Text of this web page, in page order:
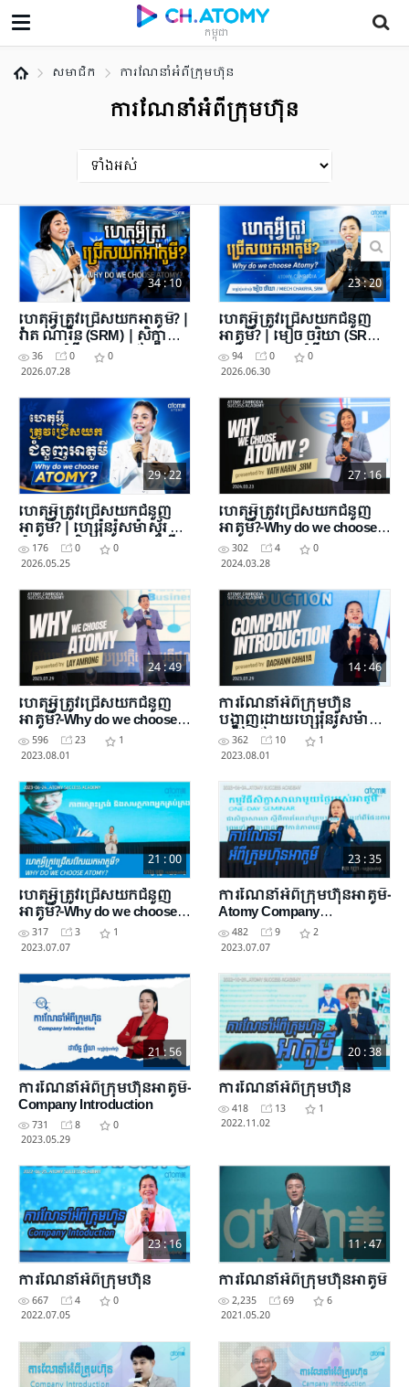
កម្ពុជា
សមាជិក ការណែនាំអំពីក្រុមហ៊ុន
ការណែនាំអំពីក្រុមហ៊ុន
34 : 10
ហេតុអ្វីត្រូវជ្រើសយកអាតូមី? |
វ៉ាត ណារិន (SRM) | សិក្ខា
សាលាអំពីភាពជោគជ័យ
អាតូមី 18 កក្កដា 2026
36 0
0
2026.07.28
23 : 20
ហេតុអ្វីត្រូវជ្រើសយកជំនួញ
អាតូមី? | មៀច ចរិយា (SRM)
| សិក្ខាសាលាអំពីភាព
ជោគជ័យអាតូមី 27 មិថុនា
94 0
0
2026.06.30
29 : 22
ហេតុអ្វីត្រូវជ្រើសយកជំនួញ
អាតូមី? | ហ្សេរ៉ុនរ៉ូសម៉ាស្ទ័រ កែវ
ម៉ាឡា | សិក្ខាសាលាអាតូមី
23 ឧសភា 2026
176 0
0
2026.05.25
27 : 16
ហេតុអ្វីត្រូវជ្រើសយកជំនួញ
អាតូមី​?-Why do we choose
Atomy?
302 4
0
2024.03.28
24 : 49
ហេតុអ្វីត្រូវជ្រើសយកជំនួញ
អាតូមី​?-Why do we choose
Atomy?
596 23
1
2023.08.01
14 : 46
ការ​ណែនាំអំពីក្រុមហ៊ុន
បង្ហាញដោយហ្សេរ៉ុនរ៉ូសម៉ាស្ទ័រ
ដាច័ន្ទ ឆ្ឆ័យា​ -​ Company
Introduction
362 10
1
2023.08.01
21 : 00
ហេតុអ្វីត្រូវជ្រើសយកជំនួញ
អាតូមី​?-Why do we choose
Atomy?
317 3
1
2023.07.07
23 : 35
ការណែនាំ​អំពីក្រុមហ៊ុនអាតូមី-
Atomy Company
Introduction
482 9
2
2023.07.07
21 : 56
ការណែនាំ​អំពី​ក្រុមហ៊ុនអាតូមី-
Company Introduction
731 8
0
2023.05.29
20 : 38
ការ​ណែនាំអំពីក្រុមហ៊ុន
418 13
1
2022.11.02
23 : 16
ការណែនាំអំពីក្រុមហ៊ុន
667 4
0
2022.07.05
11 : 47
ការណែនាំអំពីក្រុមហ៊ុន​អាតូមី
2,235 69
6
2021.05.20